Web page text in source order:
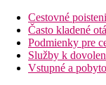
Dvojlôžková izba
klimatizácia, TV/
balkón alebo
Ostatné typy
vyššie uvedené
Cestovné
Často kladené
Podmienky pre
Služby k
Vstupné a